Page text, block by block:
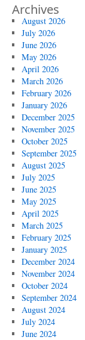
Archives
August 2026
July 2026
June 2026
May 2026
April 2026
March 2026
February 2026
January 2026
December 2025
November 2025
October 2025
September 2025
August 2025
July 2025
June 2025
May 2025
April 2025
March 2025
February 2025
January 2025
December 2024
November 2024
October 2024
September 2024
August 2024
July 2024
June 2024